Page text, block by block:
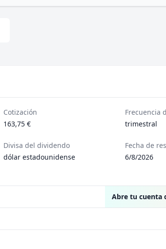
Cotización
163,75 €
Frecuencia
trimestral
Divisa del dividendo
dólar estadounidense
Fecha de
6/8/2026
Abre tu cuenta